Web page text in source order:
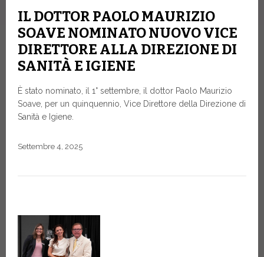
IL DOTTOR PAOLO MAURIZIO
SOAVE NOMINATO NUOVO VICE
DIRETTORE ALLA DIREZIONE DI
SANITÀ E IGIENE
È stato nominato, il 1° settembre, il dottor Paolo Maurizio
Soave, per un quinquennio, Vice Direttore della Direzione di
Sanità e Igiene.
Settembre 4, 2025